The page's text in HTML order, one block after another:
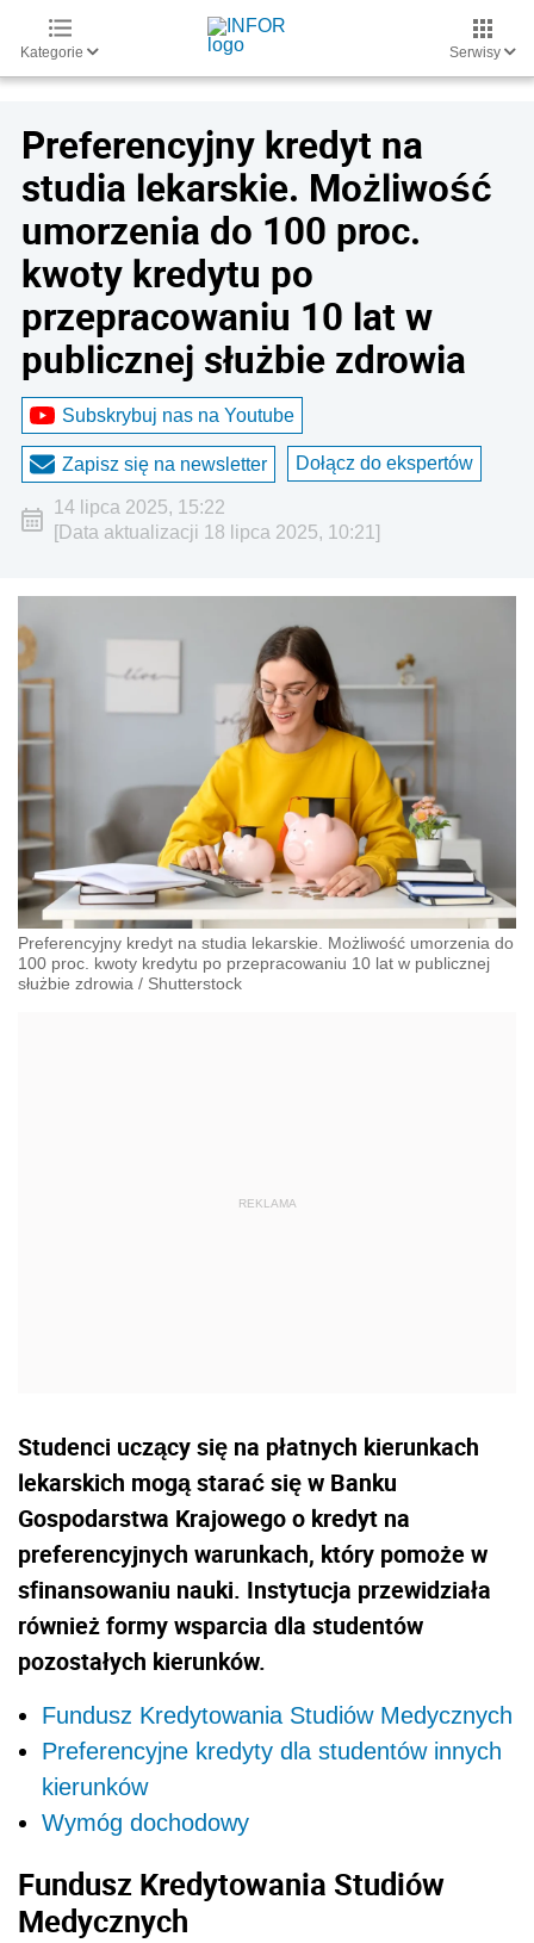
Kategorie Serwisy
Preferencyjny kredyt na
studia lekarskie. Możliwość
umorzenia do 100 proc.
kwoty kredytu po
przepracowaniu 10 lat w
publicznej służbie zdrowia
Subskrybuj nas na Youtube
Zapisz się na newsletter Dołącz do ekspertów
14 lipca 2025, 15:22
[Data aktualizacji 18 lipca 2025, 10:21]
Preferencyjny kredyt na studia lekarskie. Możliwość umorzenia do
100 proc. kwoty kredytu po przepracowaniu 10 lat w publicznej
służbie zdrowia / Shutterstock
Studenci uczący się na płatnych kierunkach
lekarskich mogą starać się w Banku
Gospodarstwa Krajowego o kredyt na
preferencyjnych warunkach, który pomoże w
sfinansowaniu nauki. Instytucja przewidziała
również formy wsparcia dla studentów
pozostałych kierunków.
Fundusz Kredytowania Studiów Medycznych
Preferencyjne kredyty dla studentów innych
kierunków
Wymóg dochodowy
Fundusz Kredytowania Studiów
Medycznych